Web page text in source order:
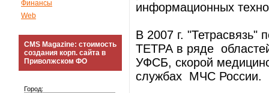
Финансы
Web
CMS Magazine: стоимость
создания корп. сайта в
Приволжском ФО
Город:
информационных
В 2007 г. "Тетрасвязь"
ТЕТРА в ряде
УФСБ, скорой
службах МЧС России.